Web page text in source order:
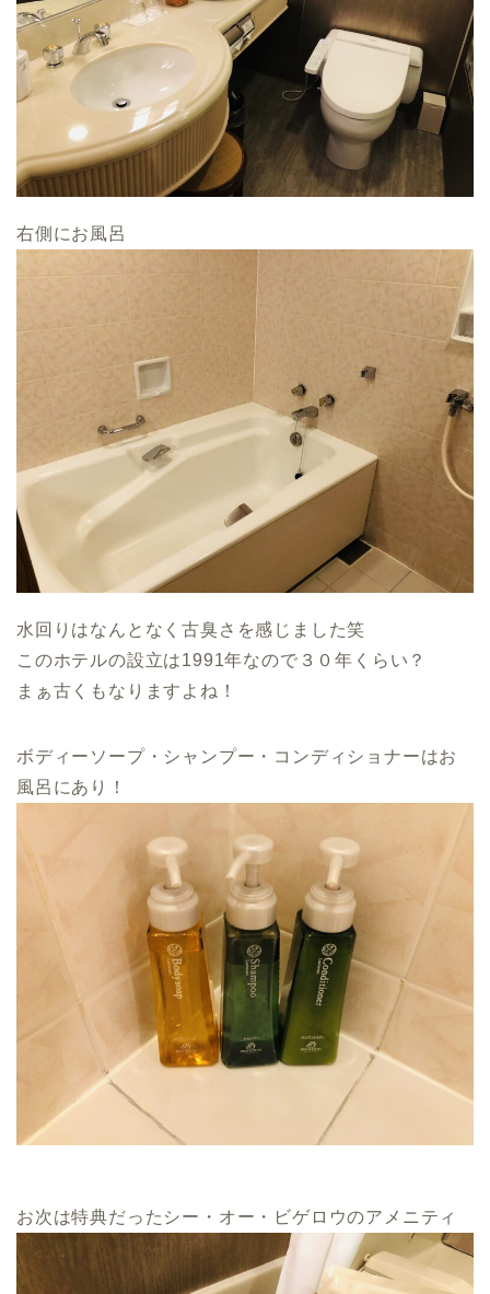
右側にお風呂
水回りはなんとなく古臭さを感じました笑
このホテルの設立は1991年なので３０年くらい？
まぁ古くもなりますよね！
ボディーソープ・シャンプー・コンディショナーはお
風呂にあり！
お次は特典だったシー・オー・ビゲロウのアメニティ